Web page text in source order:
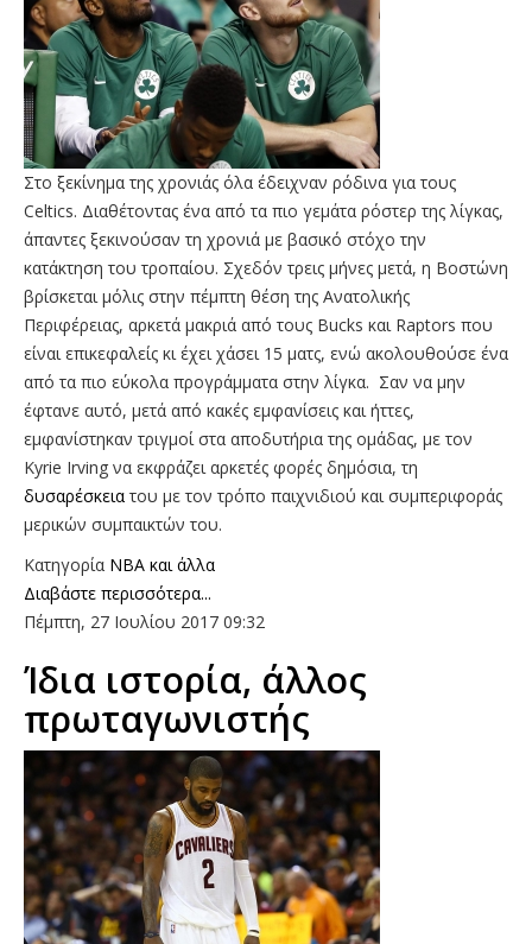
Στο ξεκίνημα της χρονιάς όλα έδειχναν ρόδινα για τους
Celtics. Διαθέτοντας ένα από τα πιο γεμάτα ρόστερ της λίγκας,
άπαντες ξεκινούσαν τη χρονιά με βασικό στόχο την
κατάκτηση του τροπαίου. Σχεδόν τρεις μήνες μετά, η Βοστώνη
βρίσκεται μόλις στην πέμπτη θέση της Ανατολικής
Περιφέρειας, αρκετά μακριά από τους Bucks και Raptors που
είναι επικεφαλείς κι έχει χάσει 15 ματς, ενώ ακολουθούσε ένα
από τα πιο εύκολα προγράμματα στην λίγκα. Σαν να μην
έφτανε αυτό, μετά από κακές εμφανίσεις και ήττες,
εμφανίστηκαν τριγμοί στα αποδυτήρια της ομάδας, με τον
Kyrie Irving να εκφράζει αρκετές φορές δημόσια, τη
δυσαρέσκεια του με τον τρόπο παιχνιδιού και συμπεριφοράς
μερικών συμπαικτών του.
Κατηγορία NBA και άλλα
Διαβάστε περισσότερα...
Πέμπτη, 27 Ιουλίου 2017 09:32
Ίδια ιστορία, άλλος
πρωταγωνιστής